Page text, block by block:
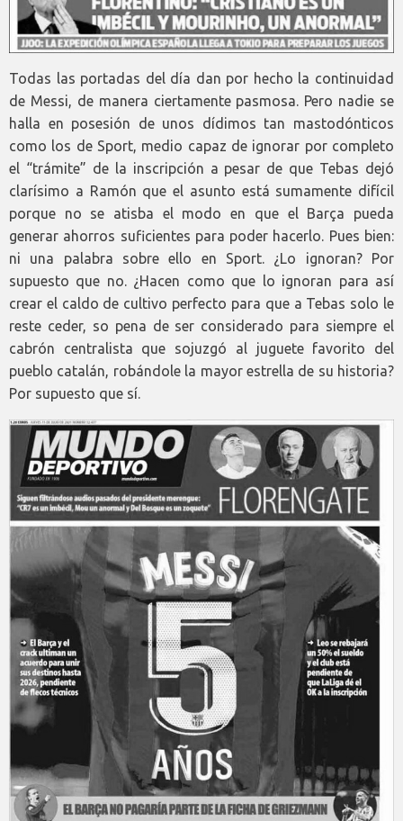
Todas las portadas del día dan por hecho la continuidad
de Messi, de manera ciertamente pasmosa. Pero nadie se
halla en posesión de unos dídimos tan mastodónticos
como los de Sport, medio capaz de ignorar por completo
el “trámite” de la inscripción a pesar de que Tebas dejó
clarísimo a Ramón que el asunto está sumamente difícil
porque no se atisba el modo en que el Barça pueda
generar ahorros suficientes para poder hacerlo. Pues bien:
ni una palabra sobre ello en Sport. ¿Lo ignoran? Por
supuesto que no. ¿Hacen como que lo ignoran para así
crear el caldo de cultivo perfecto para que a Tebas solo le
reste ceder, so pena de ser considerado para siempre el
cabrón centralista que sojuzgó al juguete favorito del
pueblo catalán, robándole la mayor estrella de su historia?
Por supuesto que sí.